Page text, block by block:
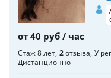
от 40 руб / час
Стаж 8 лет 2отзыва У
Дистанционно